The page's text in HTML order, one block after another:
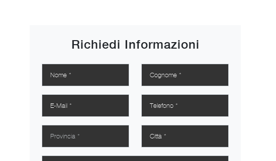
Richiedi Informazioni